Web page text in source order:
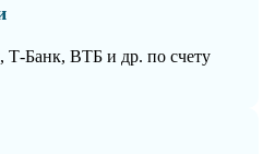
Т-Банк, ВТБ и др. по счету